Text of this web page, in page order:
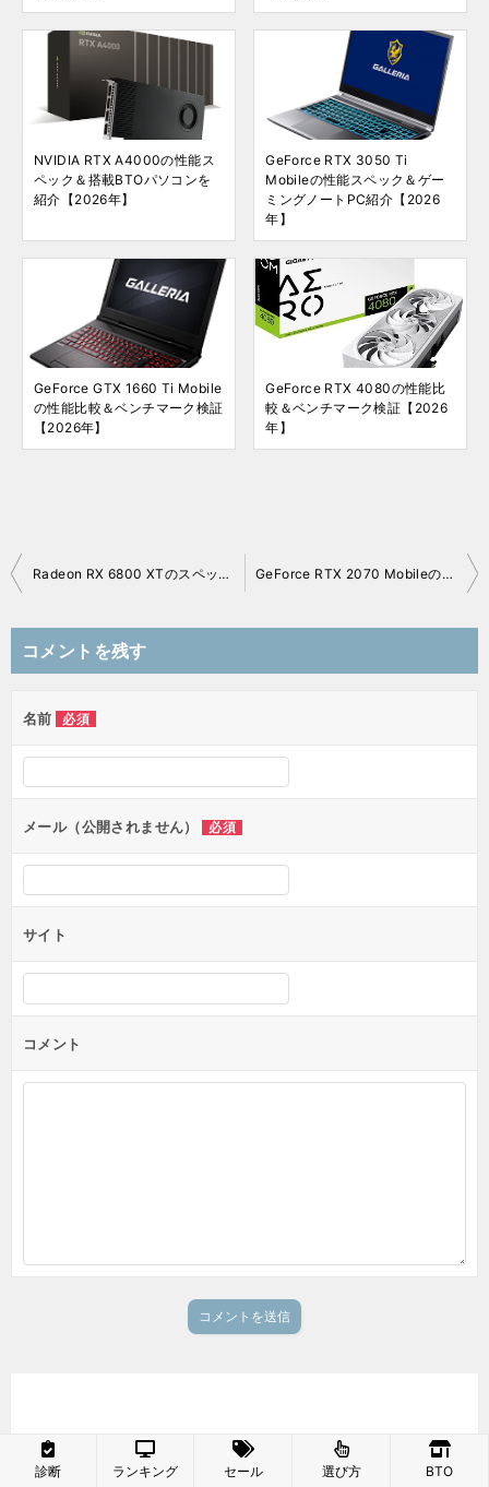
NVIDIA RTX A4000の性能ス
ペック＆搭載BTOパソコンを
紹介【2026年】
GeForce RTX 3050 Ti
Mobileの性能スペック＆ゲー
ミングノートPC紹介【2026
年】
GeForce GTX 1660 Ti Mobile
の性能比較＆ベンチマーク検証
【2026年】
GeForce RTX 4080の性能比
較＆ベンチマーク検証【2026
年】
稿
ナ
ビ
ー
シ
Radeon RX 6800 XTのスペックレビュー＆性能ベンチマークを検証【2026年】 GeForce RTX 2070 Mobileのレビュー＆中古ゲーミングノートPC紹介【2026年】
コメントを残す
名前 必須
メール（公開されません） 必須
サイト
コメント
診断 ランキング セール 選び方 BTO